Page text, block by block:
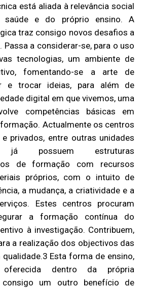
está aliada à relevância social
saúde e do próprio ensino. A
traz consigo novos desafios a
Passa a considerar-se, para o uso
tecnologias, um ambiente de
fomentando-se a arte de
e trocar ideias, para além de
digital em que vivemos, uma
competências básicas em
Actualmente os centros
privados, entre outras unidades
possuem estruturas
de formação com recursos
próprios, com o intuito de
a mudança, a criatividade e a
Estes centros procuram
a formação contínua do
à investigação. Contribuem,
a realização dos objectivos das
Esta forma de ensino,
dentro da própria
consigo um outro benefício de